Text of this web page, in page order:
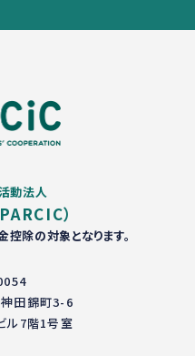
動法人
）
除の対象となります。
田錦町3-6
ル7階1号室